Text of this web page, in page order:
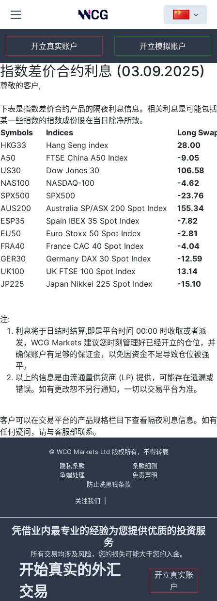
开立真实账户 开立模拟账户
指数差价合约利息 (03.09.2025)
尊敬的客户,
下表是指数差价合约产品的隔夜利息信息。相关利息是可能包括
某一些指数的指数成份股在当日除净所致。
Symbols
Indices
Long
HKG33
Hang Seng index
28.00
A50
FTSE China A50 Index
-9.05
US30
Dow Jones 30
106.58
NAS100
NASDAQ-100
-4.62
SPX500
SPX500
-23.76
AUS200
Australia SP/ASX 200 Spot Index
155.34
ESP35
Spain IBEX 35 Spot Index
-7.82
EU50
Euro Stoxx 50 Spot Index
-2.81
FRA40
France CAC 40 Spot Index
-4.04
GER30
Germany DAX 30 Spot Index
-12.59
UK100
UK FTSE 100 Spot Index
13.14
JP225
Japan Nikkei 225 Spot Index -15.10
注:
利息将于日结时结算,即是平台时间 00:00 时收取或者派
发，WCG Markets 建议您时刻管理好已经开立的仓位，并
确保账户有足够的保证金，以免因资金不足导致仓位被强
平。
以上的信息是由流通量供货商 (LP) 提供，可能存在遗漏或
错误。如有更改恕不另行通知，一切以交易平台为准。
客户可以在交易平台的产品规格栏目下查看隔夜利息信息。如有
任何疑问，请与客服部联系。
© WCG Markets Ltd 版权所有，不得转载
隐私条款
条款细则
争端处理
免责声明
防止洗黑钱条款
关注我们
凭借业内最专业的经验为您提供优质的投资服
务
所有交易均涉及风险，您的损失可能大于您的入金。
开始真实的外汇
交易
开立真实账
户